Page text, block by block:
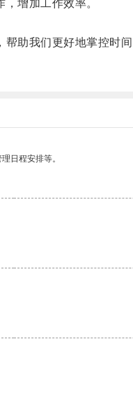
增加工作效率。
助我们更好地掌控时间
日程安排等。